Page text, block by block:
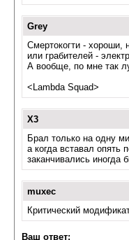
Grey
Смертокогти - хороши,
или грабителей -
А вообще, по мне так
<Lambda Squad>
X3
Брал только на одну
а когда вставал опять
заканчивались иногда
muxec
Критический
Ваш ответ: